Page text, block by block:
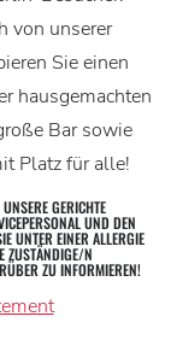
von unserer
Sie einen
hausgemachten
Bar sowie
Platz für alle!
GERICHTE
UND DEN
UNTER EINER ALLERGIE
ZUSTÄNDIGE/N
ZU INFORMIEREN!